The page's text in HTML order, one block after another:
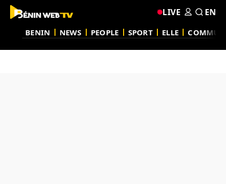
BENIN NEWS PEOPLE SPORT ELLE
LIVE EN